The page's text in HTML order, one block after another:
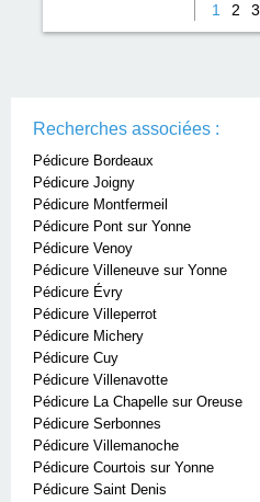
1 2 3
Recherches associées :
Pédicure Bordeaux
Pédicure Joigny
Pédicure Montfermeil
Pédicure Pont sur Yonne
Pédicure Venoy
Pédicure Villeneuve sur Yonne
Pédicure Évry
Pédicure Villeperrot
Pédicure Michery
Pédicure Cuy
Pédicure Villenavotte
Pédicure La Chapelle sur Oreuse
Pédicure Serbonnes
Pédicure Villemanoche
Pédicure Courtois sur Yonne
Pédicure Saint Denis